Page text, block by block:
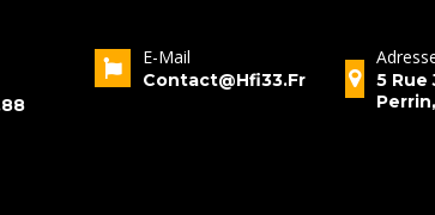
E-Mail
Contact@hfi33.fr
5 Rue